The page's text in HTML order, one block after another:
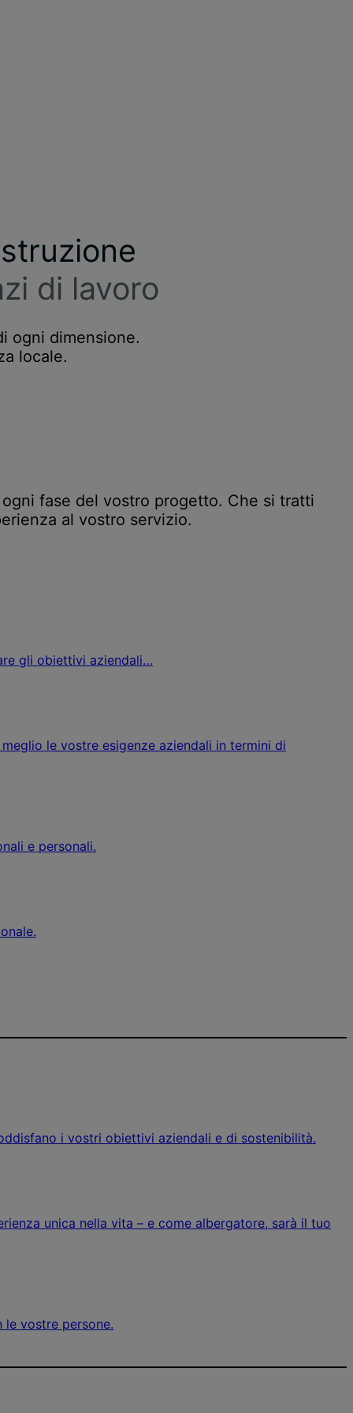
di lavoro
ogni dimensione.
locale.
fase del vostro progetto. Che si tratti
al vostro servizio.
gli obiettivi aziendali…
le vostre esigenze aziendali in termini di
e personali.
i vostri obiettivi aziendali e di sostenibilità.
unica nella vita – e come albergatore, sarà il tuo
vostre persone.